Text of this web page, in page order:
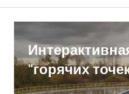
"горячих